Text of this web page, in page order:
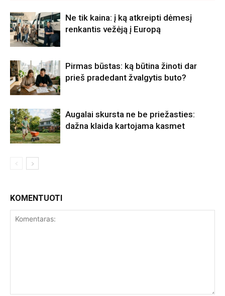
Ne tik kaina: į ką atkreipti dėmesį
renkantis vežėją į Europą
Pirmas būstas: ką būtina žinoti dar
prieš pradedant žvalgytis buto?
Augalai skursta ne be priežasties:
dažna klaida kartojama kasmet
KOMENTUOTI